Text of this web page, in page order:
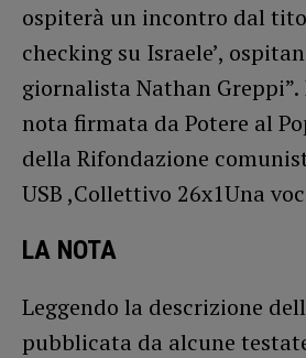
ospiterà un incontro dal
checking su Israele’,
giornalista Nathan
nota firmata da Potere al
della Rifondazione
USB ,Collettivo 26x1Una
LA NOTA
Leggendo la descrizione
pubblicata da alcune